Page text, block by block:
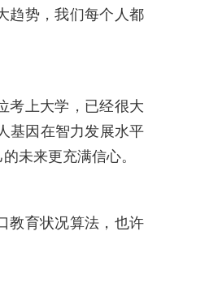
趋势，我们每个人都
考上大学，已经很大
基因在智力发展水平
未来更充满信心。
教育状况算法，也许